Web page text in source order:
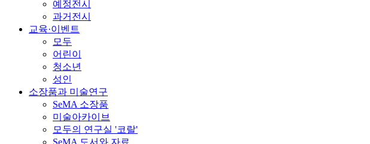
예정전시
과거전시
교육·이벤트
모두
어린이
청소년
성인
소장품과 미술연구
SeMA 소장품
미술아카이브
모두의 연구실 '코랄'
SeMA 도서와 자료